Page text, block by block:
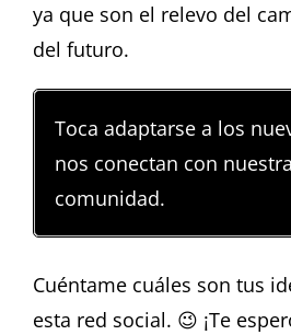
ya que son el relevo del
del futuro.
Toca adaptarse a los
nos conectan con
comunidad.
Cuéntame cuáles son tus
esta red social. 😉 ¡Te